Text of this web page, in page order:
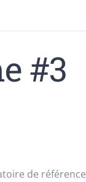
#3
de référence